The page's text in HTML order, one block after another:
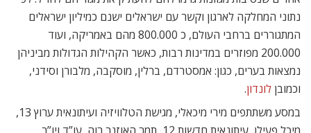
נתוני המחלקה לארגון וקשר עם ישראלים ישנם כמיליון ישראלים
המתגוררים ברחבי העולם, כ 800.000 מהם באמריקה, ועוד
200.000 מפוזרים במדינות רבות, כאשר הקהילות הגדולות מביניהן
נמצאות בערים, כגון: אמסטרדם, ברלין, מוסקבה, מלבורן וסידני,
וכמובן לונדון.
במסע משתתפים מירי מיכאלי, מגישת הטלוויזיה ועיתונאית ערוץ 13,